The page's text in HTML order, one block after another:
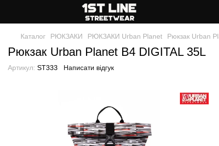
Каталог РЮКЗАКИ РЮКЗАКИ Urban Planet Рюкзак Urban
Рюкзак Urban Planet B4 DIGITAL 35L
Артикул: ST333 Написати відгук